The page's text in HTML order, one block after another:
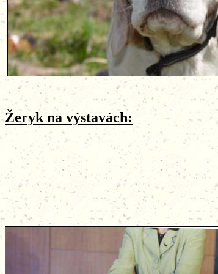
Žeryk na výstavách: